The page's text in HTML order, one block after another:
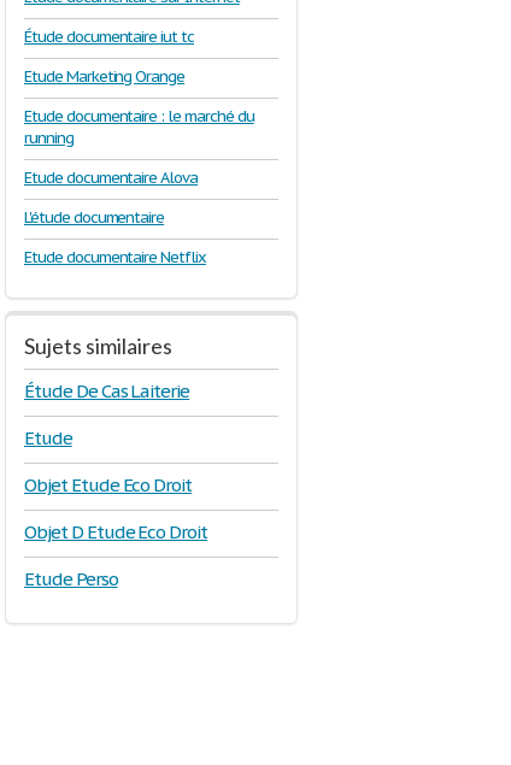
Étude documentaire iut tc
Etude Marketing Orange
Etude documentaire : le marché du
running
Etude documentaire Alova
L'étude documentaire
Etude documentaire Netflix
Sujets similaires
Étude De Cas Laiterie
Etude
Objet Etude Eco Droit
Objet D Etude Eco Droit
Etude Perso